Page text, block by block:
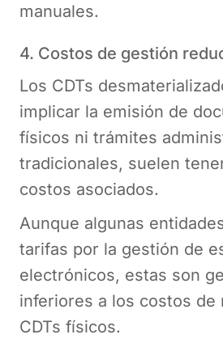
manuales.
4. Costos de gestión
Los CDTs
implicar la emisión de
físicos ni trámites
tradicionales, suelen
costos asociados.
Aunque algunas
tarifas por la gestión de
electrónicos, estas son
inferiores a los costos de
CDTs físicos.